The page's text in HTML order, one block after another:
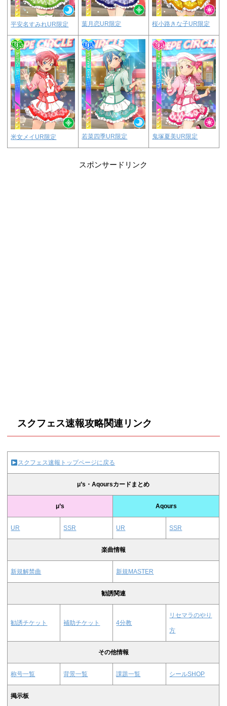
平安名すみれUR限定 葉月恋UR限定 桜小路きな子UR限定
米女メイUR限定 若菜四季UR限定 鬼塚夏美UR限定
スポンサードリンク
スクフェス速報攻略関連リンク
スクフェス速報トップページに戻る
μ’s・Aqoursカードまとめ
μ’s Aqours
UR SSR UR SSR
楽曲情報
新規解禁曲 新規MASTER
勧誘関連
勧誘チケット 補助チケット 4分教
リセマラのやり
方
その他情報
称号一覧 背景一覧 課題一覧 シールSHOP
掲示板